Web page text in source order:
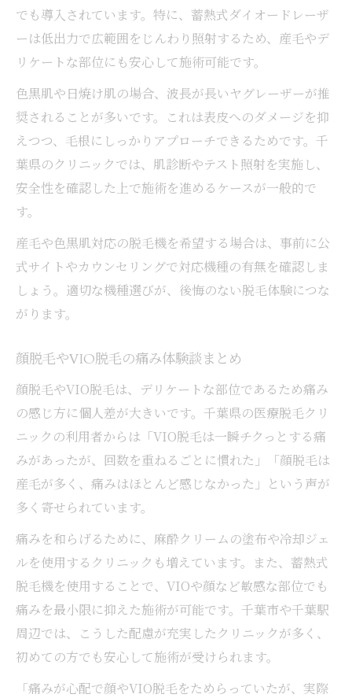
でも導入されています。特に、蓄熱式ダイオードレーザ
ーは低出力で広範囲をじんわり照射するため、産毛やデ
リケートな部位にも安心して施術可能です。
色黒肌や日焼け肌の場合、波長が長いヤグレーザーが推
奨されることが多いです。これは表皮へのダメージを抑
えつつ、毛根にしっかりアプローチできるためです。千
葉県のクリニックでは、肌診断やテスト照射を実施し、
安全性を確認した上で施術を進めるケースが一般的で
す。
産毛や色黒肌対応の脱毛機を希望する場合は、事前に公
式サイトやカウンセリングで対応機種の有無を確認しま
しょう。適切な機種選びが、後悔のない脱毛体験につな
がります。
顔脱毛やVIO脱毛の痛み体験談まとめ
顔脱毛やVIO脱毛は、デリケートな部位であるため痛み
の感じ方に個人差が大きいです。千葉県の医療脱毛クリ
ニックの利用者からは「VIO脱毛は一瞬チクっとする痛
みがあったが、回数を重ねるごとに慣れた」「顔脱毛は
産毛が多く、痛みはほとんど感じなかった」という声が
多く寄せられています。
痛みを和らげるために、麻酔クリームの塗布や冷却ジェ
ルを使用するクリニックも増えています。また、蓄熱式
脱毛機を使用することで、VIOや顔など敏感な部位でも
痛みを最小限に抑えた施術が可能です。千葉市や千葉駅
周辺では、こうした配慮が充実したクリニックが多く、
初めての方でも安心して施術が受けられます。
「痛みが心配で顔やVIO脱毛をためらっていたが、実際